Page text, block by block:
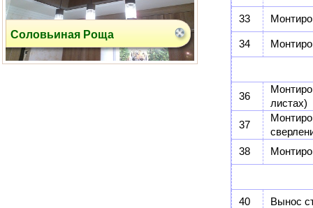
Рублевское шоссе
33
34
36
листах)
37
38
40 Вынос